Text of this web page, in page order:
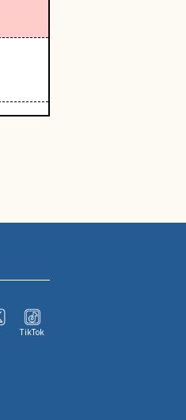
TikTok